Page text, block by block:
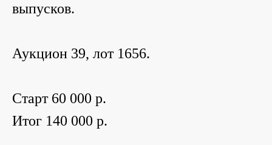
выпусков.
Аукцион 39, лот 1656.
Старт 60 000 р.
Итог 140 000 р.